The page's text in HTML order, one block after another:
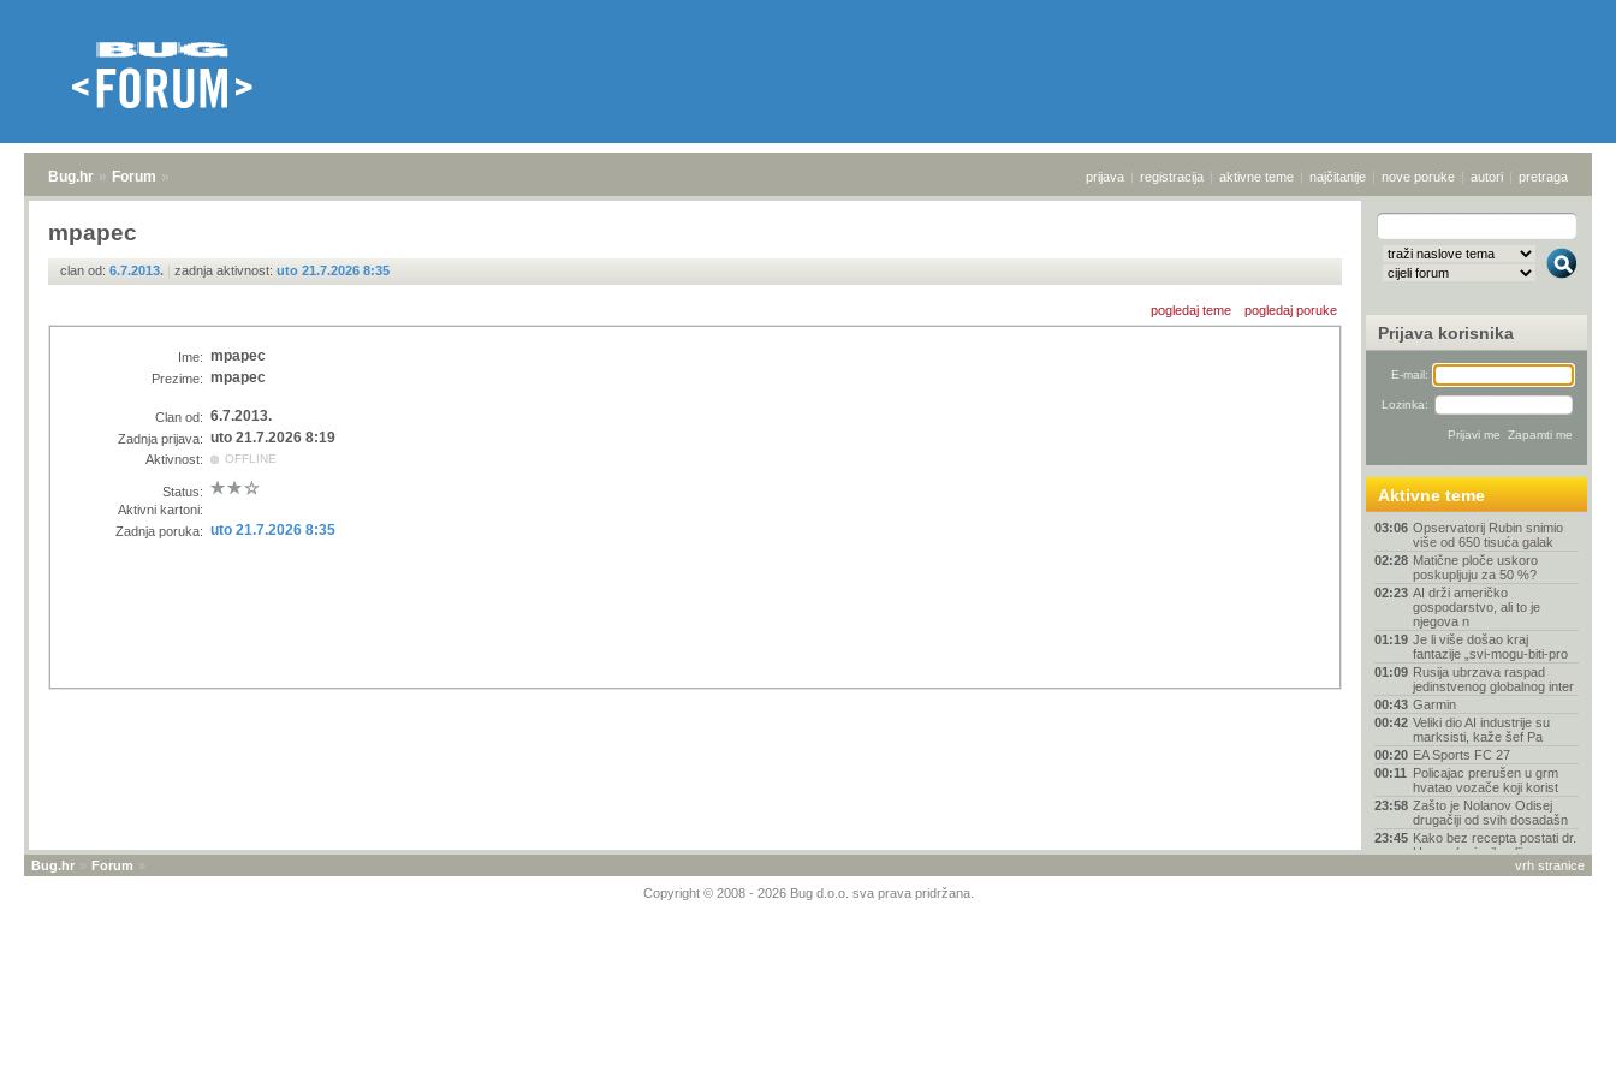
Bug.hr » Forum » prijava | registracija | aktivne teme | najčitanije | nove poruke | autori | pretraga
mpapec
clan od: 6.7.2013. | zadnja aktivnost: uto 21.7.2026 8:35
pogledaj teme pogledaj poruke
Ime: mpapec
Prezime: mpapec
Clan od: 6.7.2013.
Zadnja prijava: uto 21.7.2026 8:19
Aktivnost: OFFLINE
Status:
Aktivni kartoni:
Zadnja poruka: uto 21.7.2026 8:35
Prijava korisnika
E-mail:
Lozinka:
Aktivne teme
03:06 Opservatorij Rubin snimio
više od 650 tisuća galak
02:28 Matične ploče uskoro
poskupljuju za 50 %?
02:23 AI drži američko
gospodarstvo, ali to je
njegova n
01:19 Je li više došao kraj
fantazije „svi-mogu-biti-pro
01:09 Rusija ubrzava raspad
jedinstvenog globalnog inter
00:43 Garmin
00:42 Veliki dio AI industrije su
marksisti, kaže šef Pa
00:20 EA Sports FC 27
00:11 Policajac prerušen u grm
hvatao vozače koji korist
23:58 Zašto je Nolanov Odisej
drugačiji od svih dosadašn
23:45 Kako bez recepta postati dr.
House (ovisnik o lije
Varta u stečaju zbog gubitka
vrh stranice
Bug.hr » Forum »
Copyright © 2008 - 2026 Bug d.o.o. sva prava pridržana.